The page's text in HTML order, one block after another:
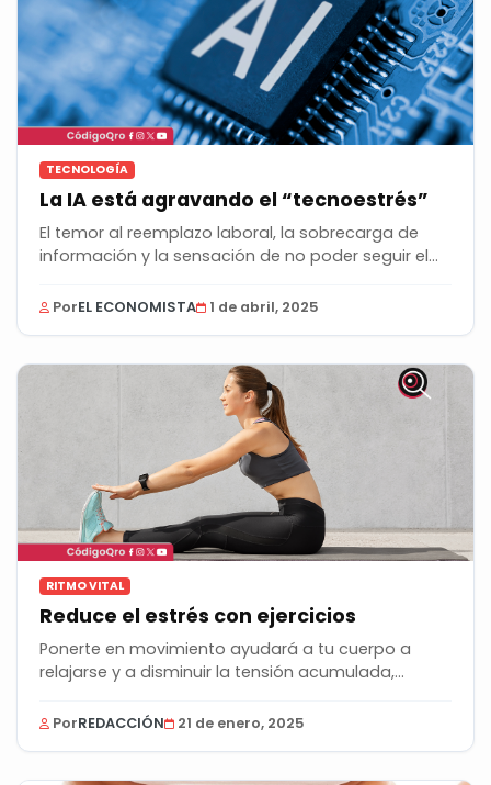
TECNOLOGÍA
La IA está agravando el “tecnoestrés”
El temor al reemplazo laboral, la sobrecarga de
información y la sensación de no poder seguir el...
PorEL ECONOMISTA 1 de abril, 2025
RITMO VITAL
Reduce el estrés con ejercicios
Ponerte en movimiento ayudará a tu cuerpo a
relajarse y a disminuir la tensión acumulada,...
PorREDACCIÓN 21 de enero, 2025